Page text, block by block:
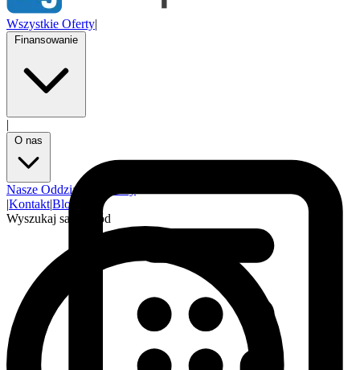
Wszystkie Oferty|
|
Nasze Oddziały
|Kontakt|Blog
Wyszukaj samochód